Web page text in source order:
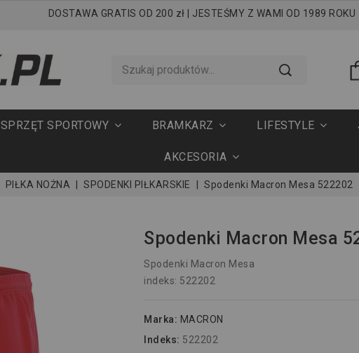
DOSTAWA GRATIS OD 200 zł | JESTEŚMY Z WAMI OD 1989 ROKU
SPRZĘT SPORTOWY BRAMKARZ LIFESTYLE
AKCESORIA
PIŁKA NOŻNA SPODENKI PIŁKARSKIE Spodenki Macron Mesa 522202
Spodenki Macron Mesa
Spodenki Macron Mesa
indeks: 522202
Marka: MACRON
Indeks: 522202